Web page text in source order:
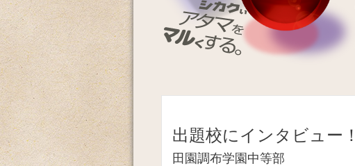
出題校にインタビュー！
田園調布学園中等部